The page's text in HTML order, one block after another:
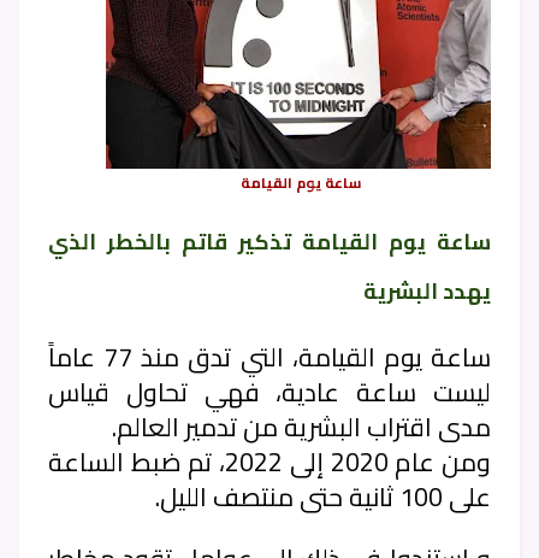
ساعة يوم القيامة
ساعة يوم القيامة تذكير قاتم بالخطر الذي
يهدد البشرية
ساعة يوم القيامة، التي تدق منذ 77 عاماً
ليست ساعة عادية، فهي تحاول قياس
مدى اقتراب البشرية من تدمير العالم.
ومن عام 2020 إلى 2022، تم ضبط الساعة
على 100 ثانية حتى منتصف الليل.